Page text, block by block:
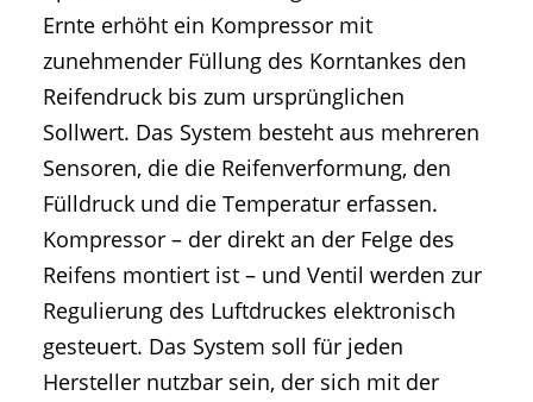
Ernte erhöht ein Kompressor mit
zunehmender Füllung des Korntankes den
Reifendruck bis zum ursprünglichen
Sollwert. Das System besteht aus mehreren
Sensoren, die die Reifenverformung, den
Fülldruck und die Temperatur erfassen.
Kompressor – der direkt an der Felge des
Reifens montiert ist – und Ventil werden zur
Regulierung des Luftdruckes elektronisch
gesteuert. Das System soll für jeden
Hersteller nutzbar sein, der sich mit der